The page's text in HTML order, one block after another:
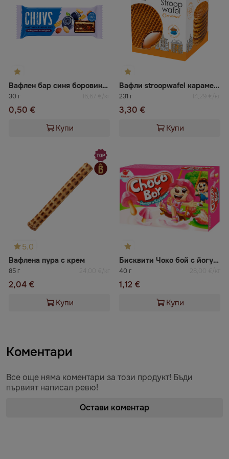
Вафлен бар синя боровинка CHUVS
30 г 16,67 €/кг
0,50 €
Купи
Вафли stroopwafel карамел SALEKS
231 г 14,29 €/кг
3,30 €
Купи
5.0
Вафлена пура с крем
85 г 24,00 €/кг
2,04 €
Купи
Бисквити Чоко бой с йогурт и ягода
40 г 28,00 €/кг
1,12 €
Купи
Коментари
Все още няма коментари за този продукт! Бъди
първият написал ревю!
Остави коментар